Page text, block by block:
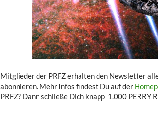
Mitglieder der PRFZ erhalten den Newsletter
abonnieren. Mehr Infos findest Du auf der
PRFZ? Dann schließe Dich knapp 1.000 PERRY